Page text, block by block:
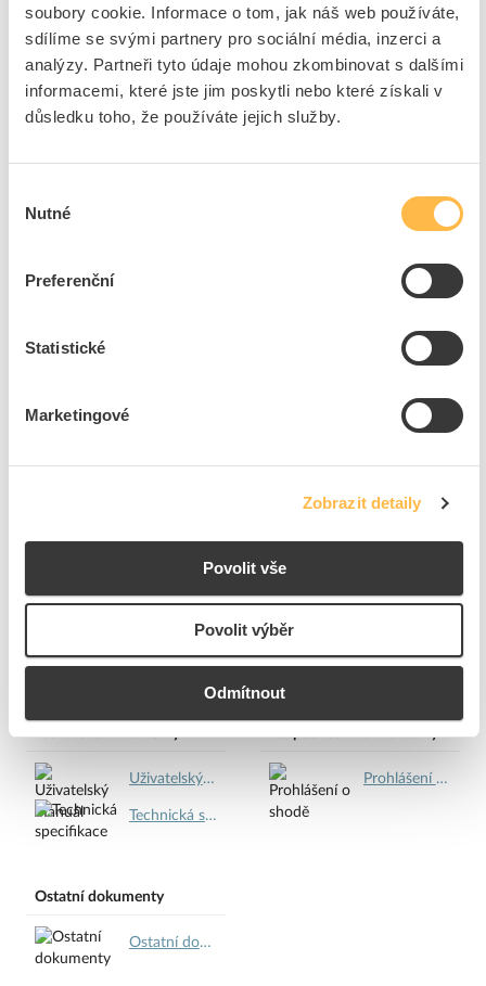
soubory cookie. Informace o tom, jak náš web používáte,
sdílíme se svými partnery pro sociální média, inzerci a
analýzy. Partneři tyto údaje mohou zkombinovat s dalšími
informacemi, které jste jim poskytli nebo které získali v
důsledku toho, že používáte jejich služby.
souhlasu
Nutné
Preferenční
Statistické
Marketingové
Zobrazit detaily
Povolit vše
Povolit výběr
Odmítnout
Fotovoltaické samostatné měniče
Šířka
160 mm
Výška
160 mm
Hloubka
80 mm
Výstupní výkon
Výstupní frekvence
Stupeň krytí (IP)
98.5 %
Ke stažení
Technické dokumenty
Uživatelský manuál.pdf
Technická specifikace.pdf
Bezpečnostní dokumenty
Prohlášení o shodě.pdf
Ostatní dokumenty
Ostatní dokumenty.pdf